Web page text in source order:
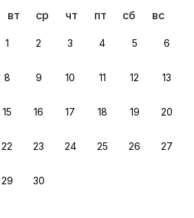
вт ср чт пт сб вс
1 2 3 4 5 6
8 9 10 11 12 13
15 16 17 18 19 20
22 23 24 25 26 27
29 30